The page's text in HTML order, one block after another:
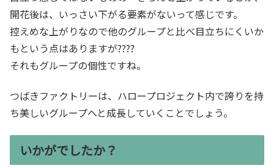
開花後は、いっさい下がる要素がないって感じです。
控えめな上がりなので他のグループと比べ目立ちにくいか
もという点はありますが????
それもグループの個性ですね。
つばきファクトリーは、ハロープロジェクト内で誇りを持
ち美しいグループへと成長していくことでしょう。
いかがでしたか？